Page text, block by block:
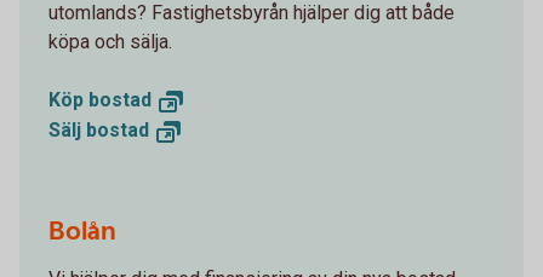
utomlands? Fastighetsbyrån hjälper dig att både
köpa och sälja.
Köp bostad
Sälj bostad
Bolån